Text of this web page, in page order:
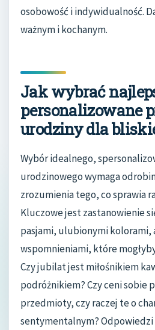
osobowość i indywidualność.
ważnym i kochanym.
Jak wybrać
personalizowane
urodziny dla
Wybór idealnego,
urodzinowego wymaga
zrozumienia tego, co sprawia
Kluczowe jest zastanowienie
pasjami, ulubionymi kolorami,
wspomnieniami, które
Czy jubilat jest miłośnikiem
podróżnikiem? Czy ceni sobie
przedmioty, czy raczej te o
sentymentalnym?